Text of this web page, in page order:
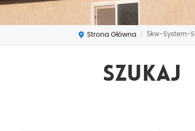
Strona Główna | 5kw-System-
Szukaj